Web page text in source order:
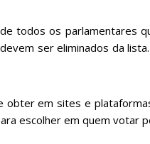
todos os parlamentares
ser eliminados da
obter em sites e
escolher em quem votar